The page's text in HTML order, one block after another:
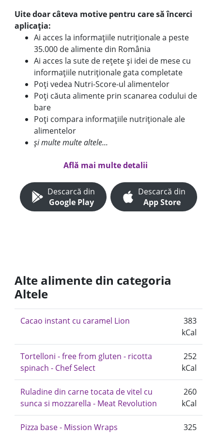
Uite doar câteva motive pentru care să încerci
aplicația:
Ai acces la informațiile nutriționale a peste
35.000 de alimente din România
Ai acces la sute de rețete și idei de mese cu
informațiile nutriționale gata completate
Poți vedea Nutri-Score-ul alimentelor
Poți căuta alimente prin scanarea codului de
bare
Poți compara informațiile nutriționale ale
alimentelor
și multe multe altele...
Află mai multe detalii
Descarcă din
Google Play
Descarcă din
App Store
Alte alimente din categoria
Altele
Cacao instant cu caramel Lion
383
kCal
Tortelloni - free from gluten - ricotta
spinach - Chef Select
252
kCal
Ruladine din carne tocata de vitel cu
sunca si mozzarella - Meat Revolution
260
kCal
Pizza base - Mission Wraps
325